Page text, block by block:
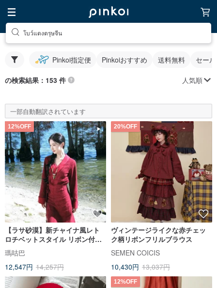
โบว์แดงตรุษจีน
Pinkoi指定便 Pinkoiおすすめ 送料無料 セー
の検索結果：153 件 人気順
一部自動翻訳されています
12%OFF
【ラサ砂漠】新チャイナ風レト
ロチベットスタイル リボン付き
襟付きワンピース
瑪咕巴
12,547円 14,257円
20%OFF
ヴィンテージライクな赤チェッ
ク柄リボンフリルブラウス
SEMEN COICIS
10,430円 13,037円
12%OFF